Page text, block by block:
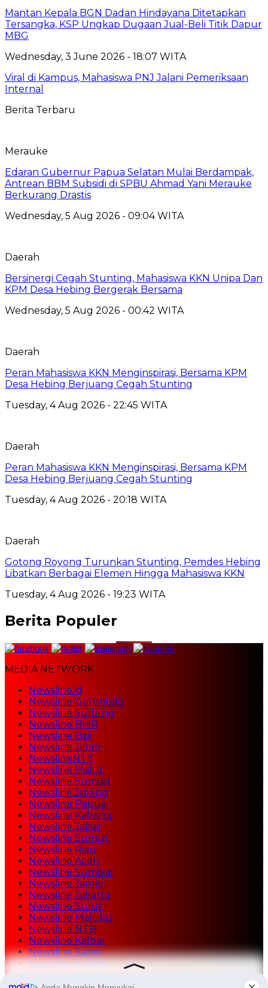
Mantan Kepala BGN Dadan Hindayana Ditetapkan
Tersangka, KSP Ungkap Dugaan Jual-Beli Titik Dapur
MBG
Wednesday, 3 June 2026 - 18:07 WITA
Viral di Kampus, Mahasiswa PNJ Jalani Pemeriksaan
Internal
Berita Terbaru
Merauke
Edaran Gubernur Papua Selatan Mulai Berdampak,
Antrean BBM Subsidi di SPBU Ahmad Yani Merauke
Berkurang Drastis
Wednesday, 5 Aug 2026 - 09:04 WITA
Daerah
Bersinergi Cegah Stunting, Mahasiswa KKN Unipa Dan
KPM Desa Hebing Bergerak Bersama
Wednesday, 5 Aug 2026 - 00:42 WITA
Daerah
Peran Mahasiswa KKN Menginspirasi, Bersama KPM
Desa Hebing Berjuang Cegah Stunting
Tuesday, 4 Aug 2026 - 22:45 WITA
Daerah
Peran Mahasiswa KKN Menginspirasi, Bersama KPM
Desa Hebing Berjuang Cegah Stunting
Tuesday, 4 Aug 2026 - 20:18 WITA
Daerah
Gotong Royong Turunkan Stunting, Pemdes Hebing
Libatkan Berbagai Elemen Hingga Mahasiswa KKN
Tuesday, 4 Aug 2026 - 19:23 WITA
Berita Populer
MEDIA NETWORK
Newsline.id
Newsline Gorontalo
Newsline Sulteng
Newsline BMR
Newsline Bali
Newsline Jatim
NewslineNTT
Newsline Malut
Newsline Sumsel
Newsline Jateng
Newsline Papua
Newsline Kalteng
Newsline Jabar
Newsline Sumut
Newsline Riau
Newsline Aceh
Newsline Sumbar
Newsline Jambi
Newsline Jakarta
Newsline Sulut
Newsline Maluku
Newsline NTB
Newsline Kalbar
Newsline Kalsel
Newsline Kaltim